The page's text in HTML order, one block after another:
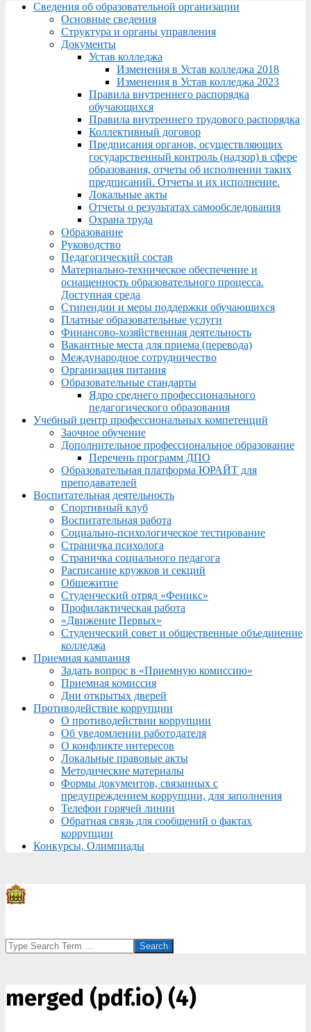
Menu
Сведения об образовательной организации
Основные сведения
Структура и органы управления
Документы
Устав колледжа
Изменения в Устав колледжа 2018
Изменения в Устав колледжа 2023
Правила внутреннего распорядка
обучающихся
Правила внутреннего трудового распорядка
Коллективный договор
Предписания органов, осуществляющих
государственный контроль (надзор) в сфере
образования, отчеты об исполнении таких
предписаний. Отчеты и их исполнение.
Локальные акты
Отчеты о результатах самообследования
Охрана труда
Образование
Руководство
Педагогический состав
Материально-техническое обеспечение и
оснащенность образовательного процесса.
Доступная среда
Стипендии и меры поддержки обучающихся
Платные образовательные услуги
Финансово-хозяйственная деятельность
Вакантные места для приема (перевода)
Международное сотрудничество
Организация питания
Образовательные стандарты
Ядро среднего профессионального
педагогического образования
Учебный центр профессиональных компетенций
Заочное обучение
Дополнительное профессиональное образование
Перечень программ ДПО
Образовательная платформа ЮРАЙТ для
преподавателей
Воспитательная деятельность
Спортивный клуб
Воспитательная работа
Социально-психологическое тестирование
Страничка психолога
Страничка социального педагога
Расписание кружков и секций
Общежитие
Студенческий отряд «Феникс»
Профилактическая работа
«Движение Первых»
Студенческий совет и общественные объединение
колледжа
Приемная кампания
Задать вопрос в «Приемную комиссию»
Приемная комиссия
Дни открытых дверей
Противодействие коррупции
О противодействии коррупции
Об уведомлении работодателя
О конфликте интересов
Локальные правовые акты
Методические материалы
Формы документов, связанных с
предупреждением коррупции, для заполнения
Телефон горячей линии
Обратная связь для сообщений о фактах
коррупции
Конкурсы, Олимпиады
Search
merged (pdf.io) (4)